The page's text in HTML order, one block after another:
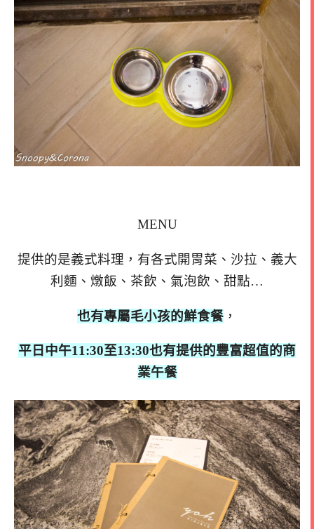
MENU
提供的是義式料理，有各式開胃菜、沙拉、義大
利麵、燉飯、茶飲、氣泡飲、甜點…
也有專屬毛小孩的鮮食餐 ，
平日中午11:30至13:30也有提供的豐富超值的商
業午餐